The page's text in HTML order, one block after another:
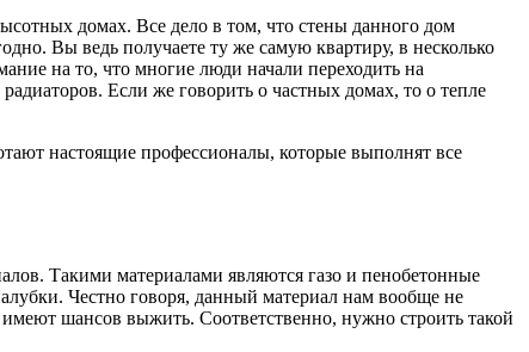
домах. Все дело в том, что стены данного дом
Вы ведь получаете ту же самую квартиру, в несколько
на то, что многие люди начали переходить на
Если же говорить о частных домах, то о тепле
настоящие профессионалы, которые выполнят все
Такими материалами являются газо и пенобетонные
Честно говоря, данный материал нам вообще не
шансов выжить. Соответственно, нужно строить такой